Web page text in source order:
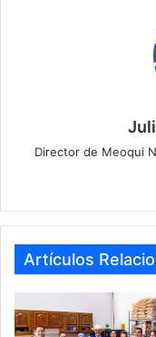
Director de Meoqui
Artículos